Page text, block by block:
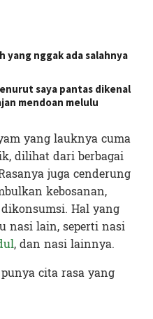
yang nggak ada salahnya
saya pantas dikenal
mendoan melulu
yang lauknya cuma
dilihat dari berbagai
juga cenderung
kebosanan,
Hal yang
nasi lain, seperti nasi
, dan nasi lainnya.
cita rasa yang